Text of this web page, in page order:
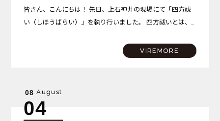
皆さん、こんにちは！ 先日、上石神井の現場にて「四方祓
い（しほうばらい）」を執り行いました。 四方祓いとは、
工事の無事と安全、そしてこの場所で始まる新しい暮らしの
VIREMORE
08 August
04